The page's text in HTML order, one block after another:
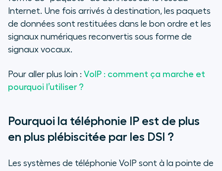
Internet. Une fois arrivés à destination, les paquets
de données sont restituées dans le bon ordre et les
signaux numériques reconvertis sous forme de
signaux vocaux.
Pour aller plus loin : VoIP : comment ça marche et
pourquoi l’utiliser ?
Pourquoi la téléphonie IP est de plus
en plus plébiscitée par les DSI ?
Les systèmes de téléphonie VoIP sont à la pointe de